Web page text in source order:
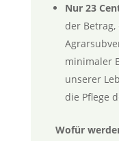
Nur 23
der
minimaler
unserer
die Pflege
Wofür